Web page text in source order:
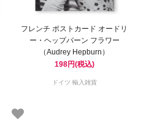
フレンチ ポストカード オードリ
ー・ヘップバーン フラワー
（Audrey Hepburn）
198円(税込)
ドイツ 輸入雑貨